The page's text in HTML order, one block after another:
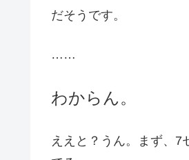
だそうです。
……
わからん。
ええと？うん。まず、7